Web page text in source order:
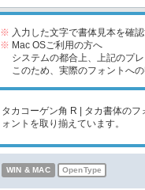
※ 入力した文字で書体見本を確
※ Mac OSご利用の方へ
システムの都合上、上記のプ
このため、実際のフォントへの
タカコーゲン角 R | タカ書体の
ォントを取り揃えています。
WIN & MAC OpenType